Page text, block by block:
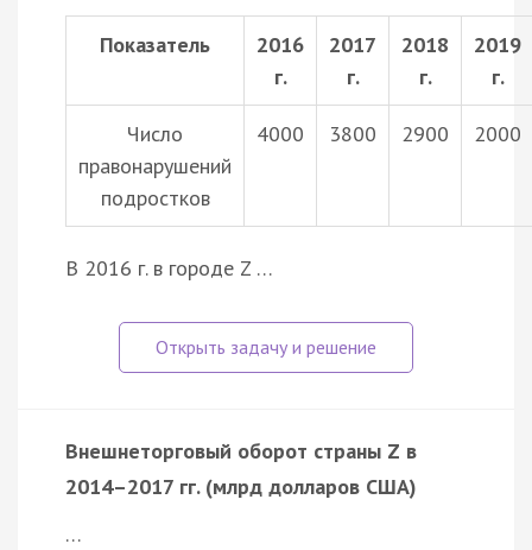
Показатель
2016
г.
2017
г.
2018
г.
2019
г.
Число
правонарушений
подростков
4000 3800 2900 2000
В 2016 г. в городе Z …
Внешнеторговый оборот страны Z в
2014–2017 гг. (млрд долларов США)
…